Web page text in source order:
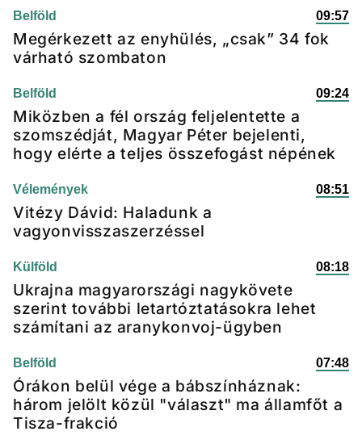
Belföld 09:57
Megérkezett az enyhülés, „csak” 34 fok
várható szombaton
Belföld 09:24
Miközben a fél ország feljelentette a
szomszédját, Magyar Péter bejelenti,
hogy elérte a teljes összefogást népének
Vélemények 08:51
Vitézy Dávid: Haladunk a
vagyonvisszaszerzéssel
Külföld 08:18
Ukrajna magyarországi nagykövete
szerint további letartóztatásokra lehet
számítani az aranykonvoj-ügyben
Belföld 07:48
Órákon belül vége a bábszínháznak:
három jelölt közül "választ" ma államfőt a
Tisza-frakció